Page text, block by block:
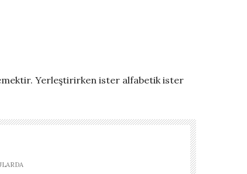
Yerleştirirken ister alfabetik ister